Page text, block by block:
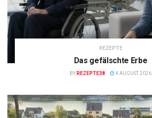
REZEPTE
Das gefälschte Erbe
BY REZEPTE38 4 AUGUST 2026